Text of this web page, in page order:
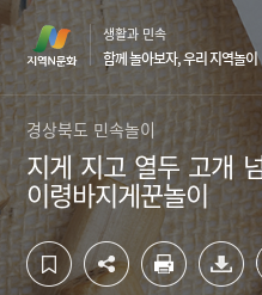
텐
츠
영
역
바
로
가
기
단
영
역
바
로
가
기
생활과 민속
함께 놀아보자, 우리 지역놀이
경상북도 민속놀이
지게 지고 열두 고개
이령바지게꾼놀이